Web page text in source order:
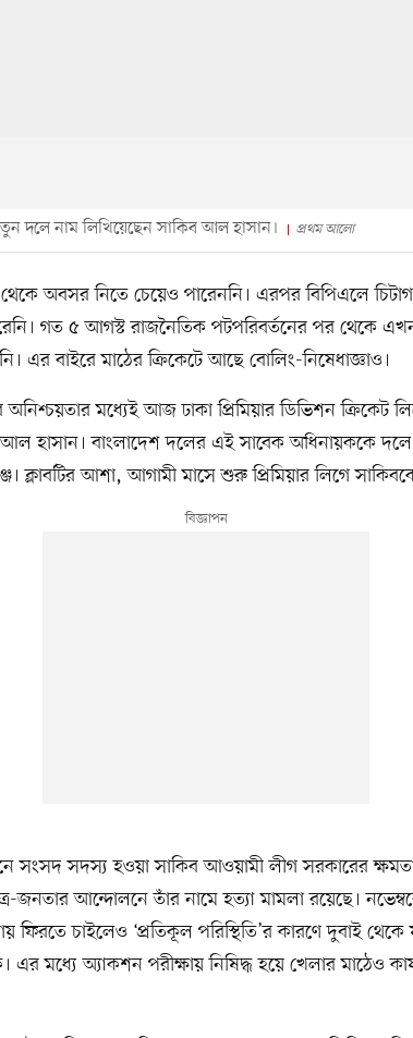
দলে নাম লিখিয়েছেন সাকিব আল হাসান। প্রথম আলো
থেকে অবসর নিতে চেয়েও পারেননি। এরপর বিপিএলে
গত ৫ আগস্ট রাজনৈতিক পটপরিবর্তনের পর থেকে
এর বাইরে মাঠের ক্রিকেটে আছে বোলিং-নিষেধাজ্ঞাও।
মধ্যেই আজ ঢাকা প্রিমিয়ার ডিভিশন ক্রিকেট
হাসান। বাংলাদেশ দলের এই সাবেক অধিনায়ককে দলে
ক্লাবটির আশা, আগামী মাসে শুরু প্রিমিয়ার লিগে
সংসদ সদস্য হওয়া সাকিব আওয়ামী লীগ সরকারের
জনতার আন্দোলনে তাঁর নামে হত্যা মামলা রয়েছে।
ফিরতে চাইলেও ‘প্রতিকূল পরিস্থিতি’র কারণে দুবাই থেকে
এর মধ্যে অ্যাকশন পরীক্ষায় নিষিদ্ধ হয়ে খেলার মাঠেও